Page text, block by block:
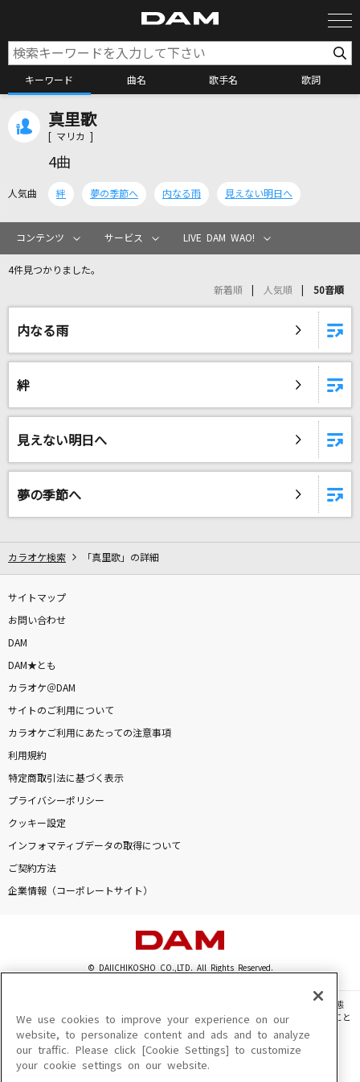
キーワード 曲名 歌手名 歌詞
カラオケリクエスト
パラレルワールド
BAK
Novelbright
はにかみショート
あの娘とスキャンダル
(CV:榎吉麻弥)、水守ゆめ莉(CV:石原夏織)、寺本優佳(CV:和多田美咲)、横
Answer
片霧烈火
雨の御堂筋
欧陽菲菲
ハナミズキ
[生音]オリオンをなぞる
カラオケ最新情報をチェック！
真里歌
[ マリカ ]
4曲
人気曲 絆 夢の季節へ 内なる雨 見えない明日へ
コンテンツ サービス LIVE DAM WAO!
4件見つかりました。
新着順 人気順 50音順
内なる雨
絆
見えない明日へ
夢の季節へ
カラオケ検索 「真里歌」の詳細
サイトマップ
お問い合わせ
DAM
DAM★とも
カラオケ＠DAM
サイトのご利用について
カラオケご利用にあたっての注意事項
利用規約
特定商取引法に基づく表示
プライバシーポリシー
クッキー設定
インフォマティブデータの取得について
ご契約方法
企業情報（コーポレートサイト）
© DAIICHIKOSHO CO.,LTD. All Rights Reserved.
このサイトに掲載されている一切の文章・画像・写真・動画・音声等を、手段や形態
を問わず、著作権法の定める範囲を超えて無断で複製、転載、ファイル化などすること
を禁じます。
楽曲及びコンテンツは、機種によりご利用いただけない場合があります。
楽曲及びコンテンツの配信日、配信内容が変更になる場合があります。
We use cookies to improve your experience on our
website, to personalize content and ads and to analyze
our traffic. Please click [Cookie Settings] to customize
your cookie settings on our website.